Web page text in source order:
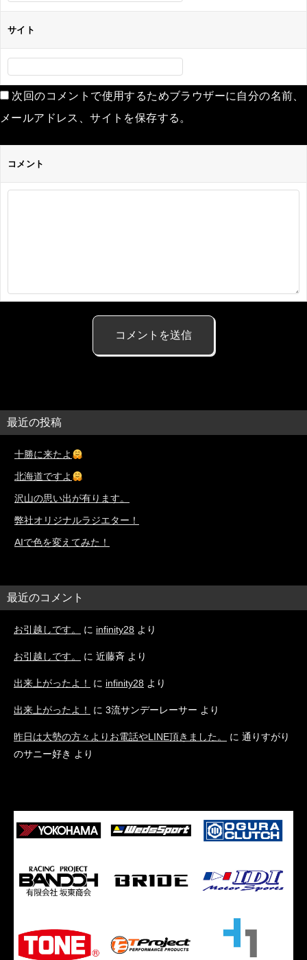
サイト
次回のコメントで使用するためブラウザーに自分の名前、
メールアドレス、サイトを保存する。
コメント
最近の投稿
十勝に来たよ
北海道ですよ
沢山の思い出が有ります。
弊社オリジナルラジエター！
AIで色を変えてみた！
最近のコメント
お引越しです。 に infinity28 より
お引越しです。 に 近藤斉 より
出来上がったよ！ に infinity28 より
出来上がったよ！ に 3流サンデーレーサー より
昨日は大勢の方々よりお電話やLINE頂きました。 に 通りすがり
のサニー好き より